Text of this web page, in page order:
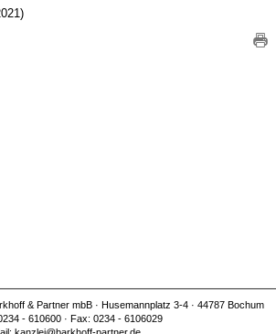
& Partner mbB · Husemannplatz 3-4 · 44787 Bochum
- 610600 · Fax: 0234 - 6106029
kanzlei@barkhoff-partner.de